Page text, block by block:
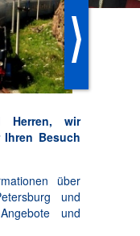
Herren, wir
Besuch
über
und
und